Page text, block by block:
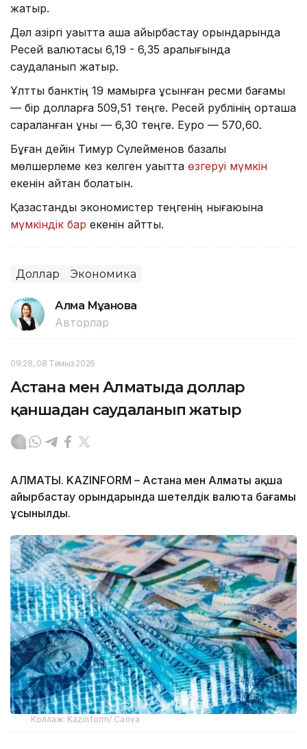
жатыр.
Дәл қазіргі уақытта ақша айырбастау орындарында
Ресей валютасы 6,19 - 6,35 аралығында
саудаланып жатыр.
Ұлттық банктің 19 мамырға ұсынған ресми бағамы
— бір долларға 509,51 теңге. Ресей рублінің орташа
сараланған құны — 6,30 теңге. Еуро — 570,60.
Бұған дейін Тимур Сүлейменов базалық
мөлшерлеме кез келген уақытта өзгеруі мүмкін
екенін айтқан болатын.
Қазақстандық экономистер теңгенің нығаюына
мүмкіндік бар екенін айтты.
Доллар Экономика
Алма Мұқанова
Авторлар
09:28, 08 Тамыз 2026
Астана мен Алматыда доллар
қаншадан саудаланып жатыр
АЛМАТЫ. KAZINFORM – Астана мен Алматы ақша
айырбастау орындарында шетелдік валюта бағамы
ұсынылды.
Коллаж: Kazinform/ Canva